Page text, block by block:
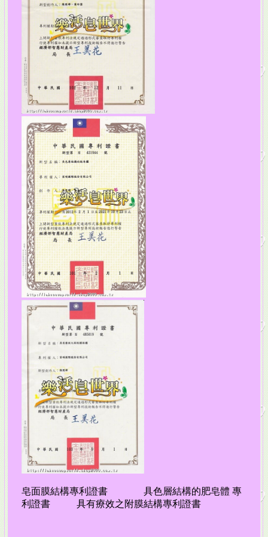
皂面膜結構專利證書 具色層結構的肥皂體 專
利證書 具有療效之附膜結構專利證書